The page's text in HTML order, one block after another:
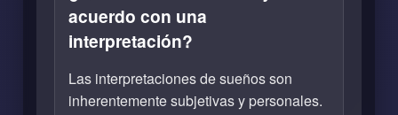
acuerdo con una
interpretación?
Las interpretaciones de sueños son
inherentemente subjetivas y personales.